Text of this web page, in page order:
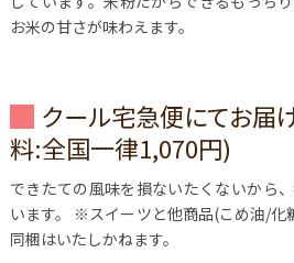
お米の甘さが味わえます。
クール宅急便にてお届
料:全国一律1,070円)
できたての風味を損ないたくないから
います。
※スイーツと他商品(こめ油/化
同梱はいたしかねます。